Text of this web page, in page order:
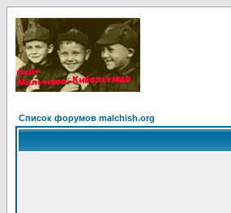
Список форумов malchish.org